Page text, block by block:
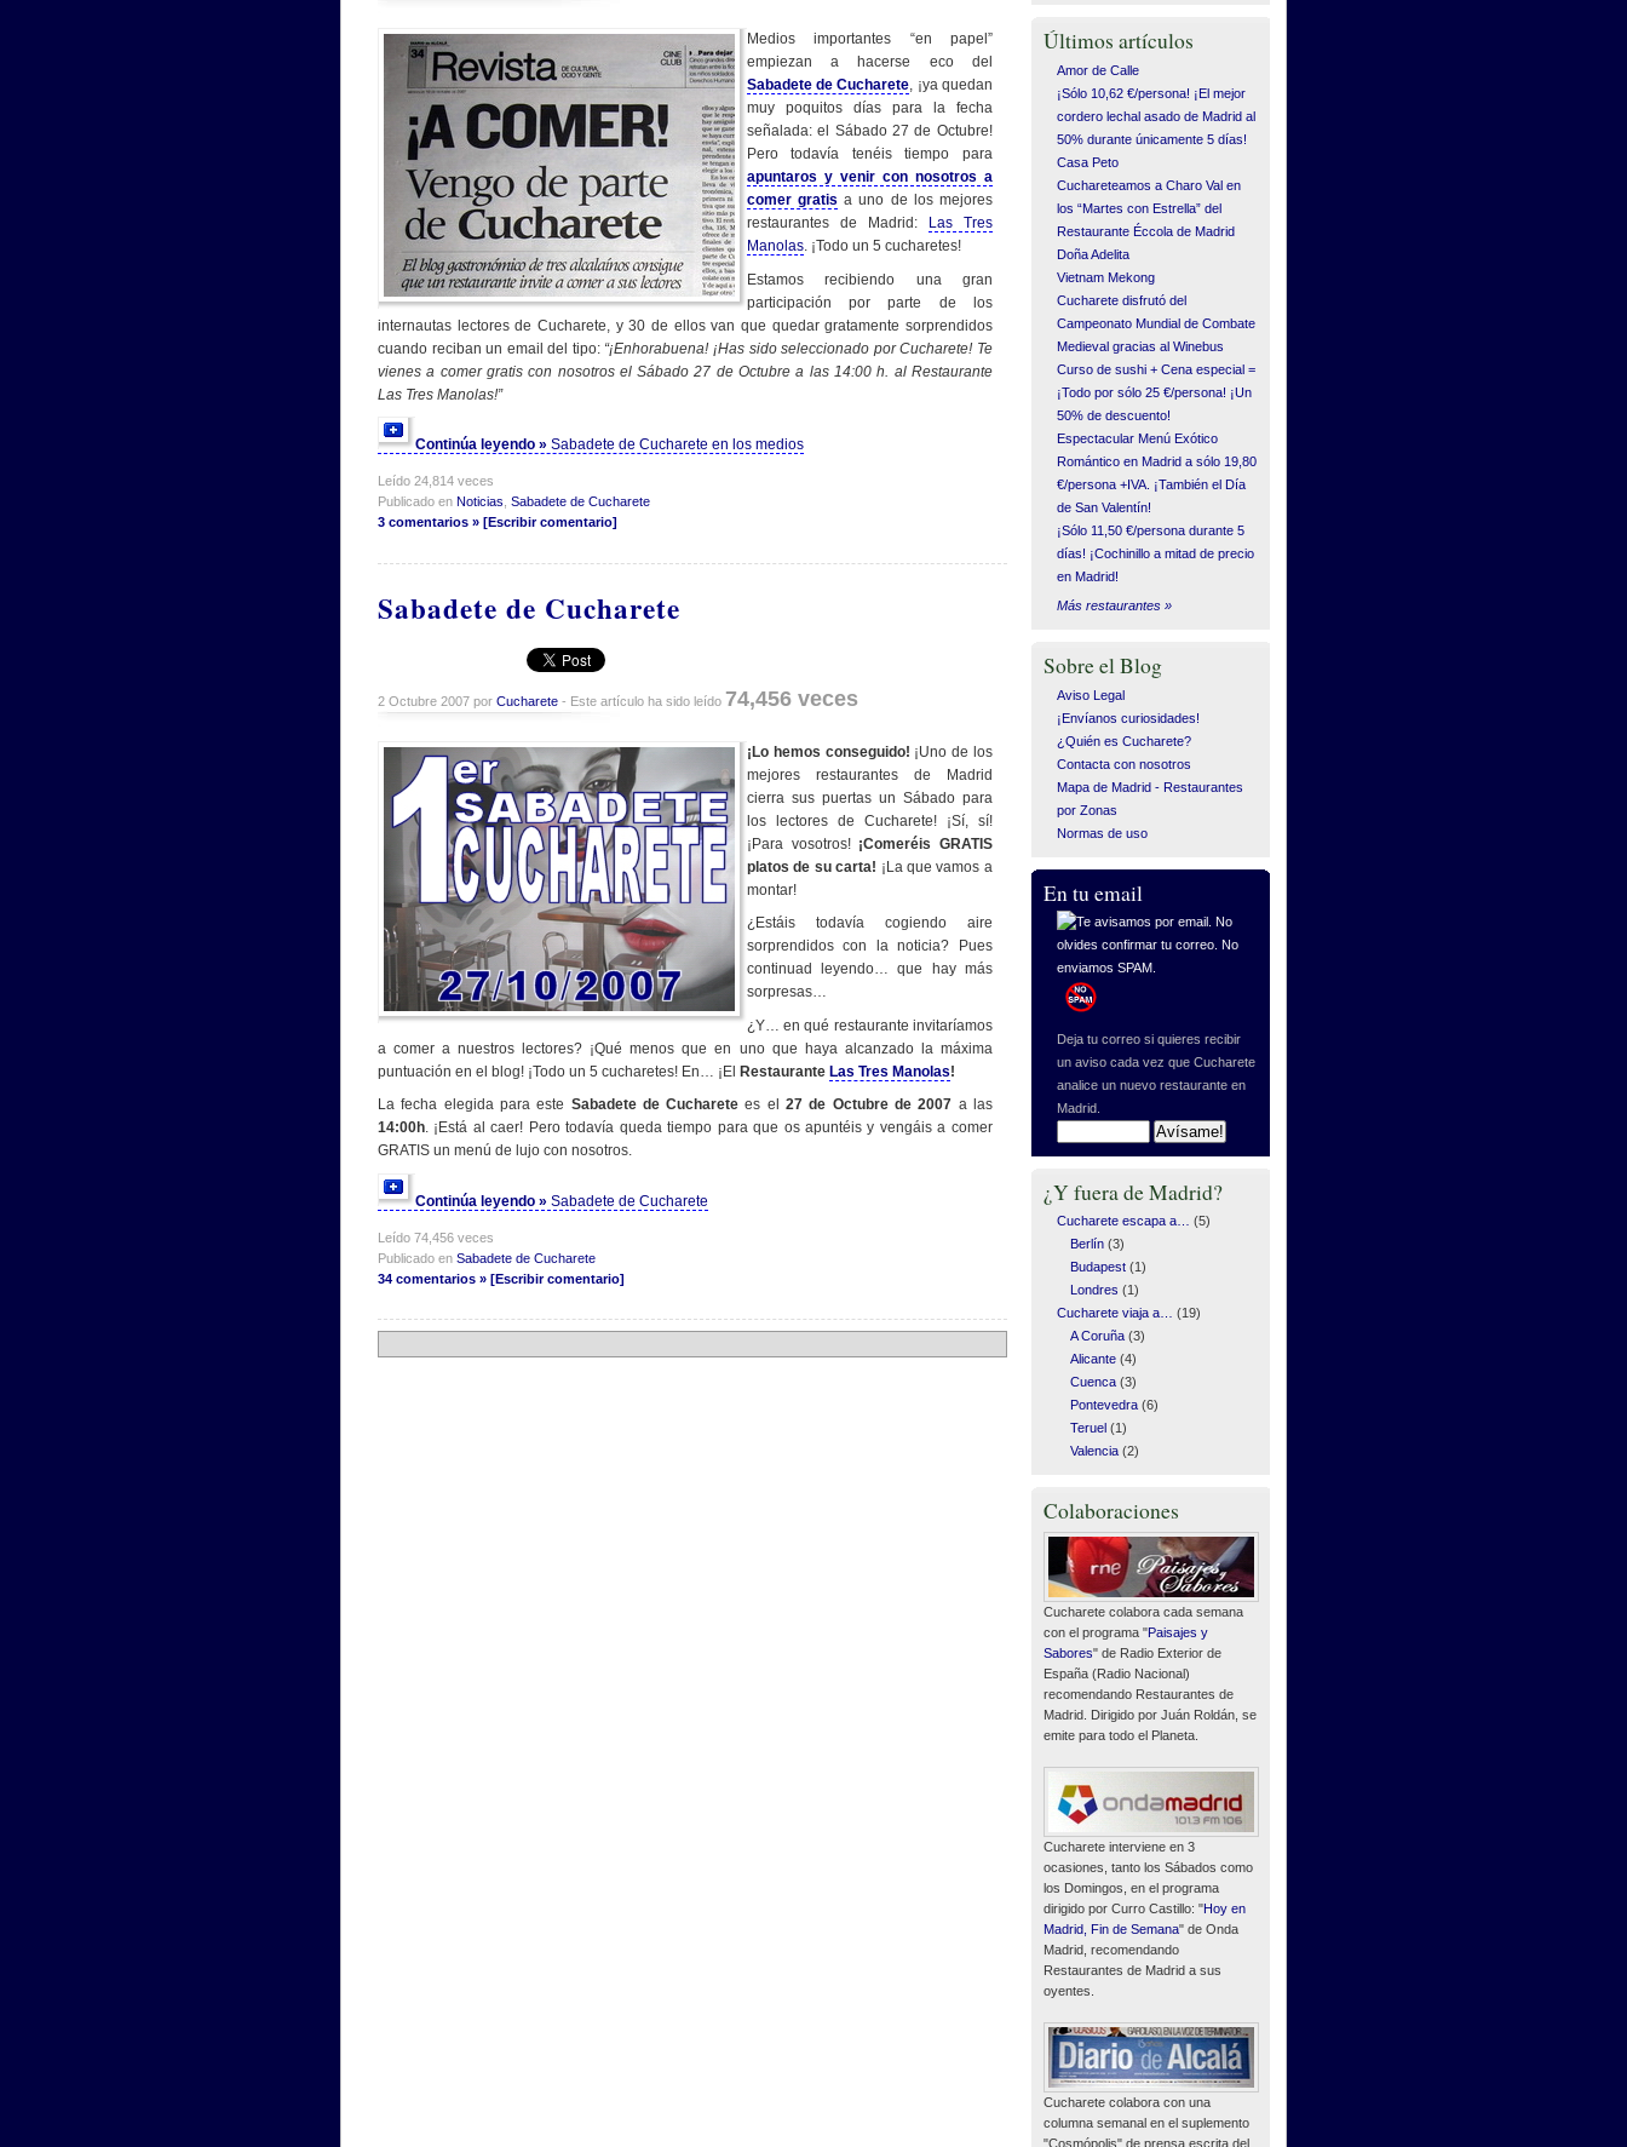
Medios importantes “en papel”
empiezan a hacerse eco del
Sabadete de Cucharete, ¡ya quedan
muy poquitos días para la fecha
señalada: el Sábado 27 de Octubre!
Pero todavía tenéis tiempo para
apuntaros y venir con nosotros a
comer gratis a uno de los mejores
restaurantes de Madrid:
Las Tres
Manolas. ¡Todo un 5 cucharetes!
Estamos recibiendo una gran
participación por parte de los
internautas lectores de Cucharete, y 30 de ellos van que quedar gratamente sorprendidos
cuando reciban un email del tipo: “¡Enhorabuena! ¡Has sido seleccionado por Cucharete! Te
vienes a comer gratis con nosotros el Sábado 27 de Octubre a las 14:00 h. al Restaurante
Las Tres Manolas!”
Continúa leyendo » Sabadete de Cucharete en los medios
Leído 24,814 veces
Publicado en Noticias Sabadete de Cucharete
3 comentarios » [Escribir comentario]
Sabadete de Cucharete
2 Octubre 2007 por Cucharete - Este artículo ha sido leído 74,456 veces
¡Lo hemos conseguido! ¡Uno de los
mejores restaurantes de Madrid
cierra sus puertas un Sábado para
los lectores de Cucharete! ¡Sí, sí!
¡Para vosotros! ¡Comeréis GRATIS
platos de su carta! ¡La que vamos a
montar!
¿Estáis todavía cogiendo aire
sorprendidos con la noticia? Pues
continuad leyendo… que hay más
sorpresas…
¿Y… en qué restaurante invitaríamos
a comer a nuestros lectores? ¡Qué menos que en uno que haya alcanzado la máxima
puntuación en el blog! ¡Todo un 5 cucharetes! En… ¡El Restaurante Las Tres Manolas!
La fecha elegida para este Sabadete de Cucharete es el27 de Octubre de 2007 a las
14:00h. ¡Está al caer! Pero todavía queda tiempo para que os apuntéis y vengáis a comer
GRATIS un menú de lujo con nosotros.
Continúa leyendo » Sabadete de Cucharete
Leído 74,456 veces
Publicado en Sabadete de Cucharete
34 comentarios » [Escribir comentario]
Últimos artículos
Amor de Calle
¡Sólo 10,62 €/persona! ¡El mejor
cordero lechal asado de Madrid al
50% durante únicamente 5 días!
Casa Peto
Cuchareteamos a Charo Val en
los “Martes con Estrella” del
Restaurante Éccola de Madrid
Doña Adelita
Vietnam Mekong
Cucharete disfrutó del
Campeonato Mundial de Combate
Medieval gracias al Winebus
Curso de sushi + Cena especial =
¡Todo por sólo 25 €/persona! ¡Un
50% de descuento!
Espectacular Menú Exótico
Romántico en Madrid a sólo 19,80
€/persona +IVA. ¡También el Día
de San Valentín!
¡Sólo 11,50 €/persona durante 5
días! ¡Cochinillo a mitad de precio
en Madrid!
Más restaurantes »
Sobre el Blog
Aviso Legal
¡Envíanos curiosidades!
¿Quién es Cucharete?
Contacta con nosotros
Mapa de Madrid - Restaurantes
por Zonas
Normas de uso
En tu email
Deja tu correo si quieres recibir
un aviso cada vez que Cucharete
analice un nuevo restaurante en
Madrid.
¿Y fuera de Madrid?
Cucharete escapa a…
(5)
Berlín(3)
Budapest(1)
Londres (1)
Cucharete viaja a…
(19)
A Coruña(3)
Alicante(4)
Cuenca(3)
Pontevedra(6)
Teruel(1)
Valencia(2)
Colaboraciones
Cucharete colabora cada semana
con el programa "Paisajes y
Sabores" de Radio Exterior de
España (Radio Nacional)
recomendando Restaurantes de
Madrid. Dirigido por Juán Roldán, se
emite para todo el Planeta.
Cucharete interviene en 3
ocasiones, tanto los Sábados como
los Domingos, en el programa
dirigido por Curro Castillo: "Hoy en
Madrid, Fin de Semana" de Onda
Madrid, recomendando
Restaurantes de Madrid a sus
oyentes.
Cucharete colabora con una
columna semanal en el suplemento
"Cosmópolis" de prensa escrita del